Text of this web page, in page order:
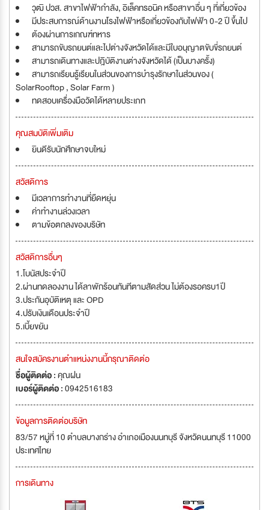
วุฒิ ปวส. สาขาไฟฟ้ากำลัง, อิเล็คทรอนิค หรือสาขาอื่น ๆ ที่เกี่ยวข้อง
มีประสบการณ์ด้านงานโรงไฟฟ้าหรือเกี่ยวข้องกับไฟฟ้า 0-2 ปี ขึ้นไป
ต้องผ่านการเกณฑ์ทหาร
สามารถขับรถยนต์และไปต่างจังหวัดได้และมีใบอนุญาตขับขี่รถยนต์
สามารถเดินทางและปฎิบัติงานต่างจังหวัดได้ (เป็นบางครั้ง)
สามารถเรียนรู้เรียนในส่วนของการบำรุงรักษาในส่วนของ (
SolarRooftop , Solar Farm )
ทดสอบเครื่องมือวัดได้หลายประเภท
คุณสมบัติเพิ่มเติม
ยินดีรับนักศึกษาจบใหม่
สวัสดิการ
มีเวลาการทำงานที่ยืดหยุ่น
ค่าทำงานล่วงเวลา
ตามข้อตกลงของบริษัท
สวัสดิการอื่นๆ
1.โบนัสประจำปี
2.ผ่านทดลองงาน ได้ลาพักร้อนทันทีตามสัดส่วน ไม่ต้องรอครบ1ปี
3.ประกันอุบัติเหตุ และ OPD
4.ปรับเงินเดือนประจำปี
5.เบี้ยขยัน
สนใจสมัครงานตำแหน่งงานนี้กรุณาติดต่อ
ชื่อผู้ติดต่อ :คุณฝน
เบอร์ผู้ติดต่อ :0942516183
ข้อมูลการติดต่อบริษัท
83/57 หมู่ที่ 10 ตำบลบางกร่าง อำเภอเมืองนนทบุรี จังหวัดนนทบุรี 11000
ประเทศไทย
การเดินทาง